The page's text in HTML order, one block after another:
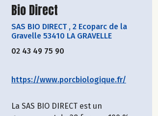
Découvrir le producteur
Bio Direct
SAS BIO DIRECT , 2 Ecoparc de la
Gravelle 53410 LA GRAVELLE
02 43 49 75 90
https://www.porcbiologique.fr/
La SAS BIO DIRECT est un